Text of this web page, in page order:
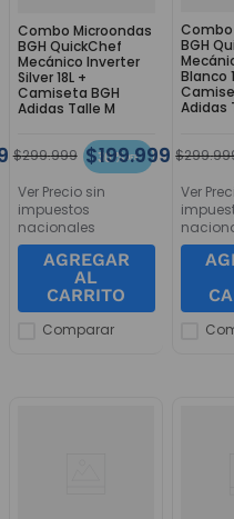
Comparar
Combo Microondas
BGH QuickChef
Mecánico Inverter
Silver 18L +
Camiseta BGH
Adidas Talle M
30 %
$299.999
Ver Precio sin
impuestos
nacionales
AGREGAR
AL
CARRITO
BGH
Blanco
Adidas
$199.999 $299.
Ver